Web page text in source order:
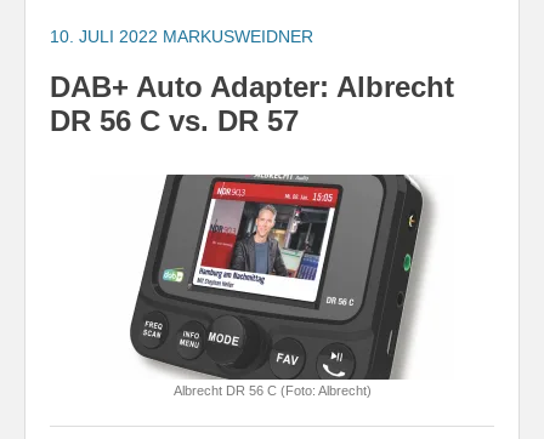
10. JULI 2022 MARKUSWEIDNER
DAB+ Auto Adapter: Albrecht
DR 56 C vs. DR 57
Albrecht DR 56 C (Foto: Albrecht)